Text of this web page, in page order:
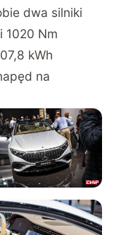
dwa silniki
1020 Nm
kWh
na